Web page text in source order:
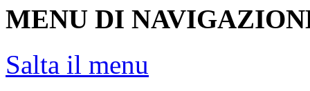
MENU DI
Salta il menu